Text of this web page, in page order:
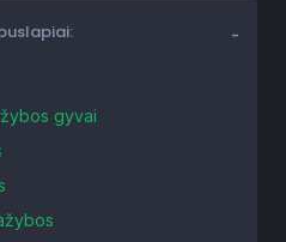
gyvai